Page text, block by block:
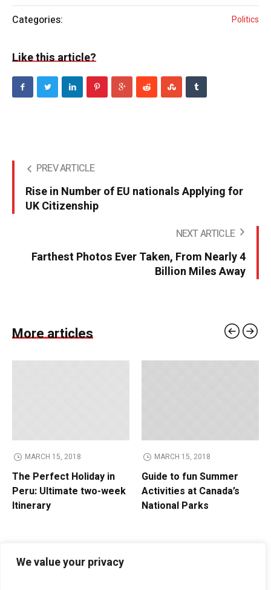
We value your privacy
Categories: Politics
Like this article?
PREV ARTICLE
Rise in Number of EU nationals Applying for
UK Citizenship
NEXT ARTICLE
Farthest Photos Ever Taken, From Nearly 4
Billion Miles Away
More articles
MARCH 15, 2018
The Perfect Holiday in
Peru: Ultimate two-week
Itinerary
MARCH 15, 2018
Guide to fun Summer
Activities at Canada’s
National Parks